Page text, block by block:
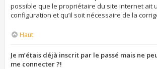
possible que le propriétaire du site internet ait
configuration et qu’il soit nécessaire de la
Haut
Je m’étais déjà inscrit par le passé mais ne
me connecter ?!